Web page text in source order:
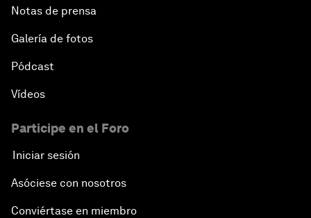
Notas de prensa
Galería de fotos
Pódcast
Vídeos
Participe en el Foro
Iniciar sesión
Asóciese con nosotros
Conviértase en miembro